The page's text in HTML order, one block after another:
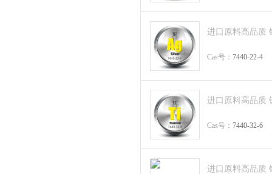
进口原料高品质
Cas号： 7440-22-4
进口原料高品质
Cas号： 7440-32-6
进口原料高品质